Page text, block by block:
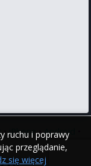
ruchu i poprawy
przeglądanie,
się więcej
•iPhone•Android